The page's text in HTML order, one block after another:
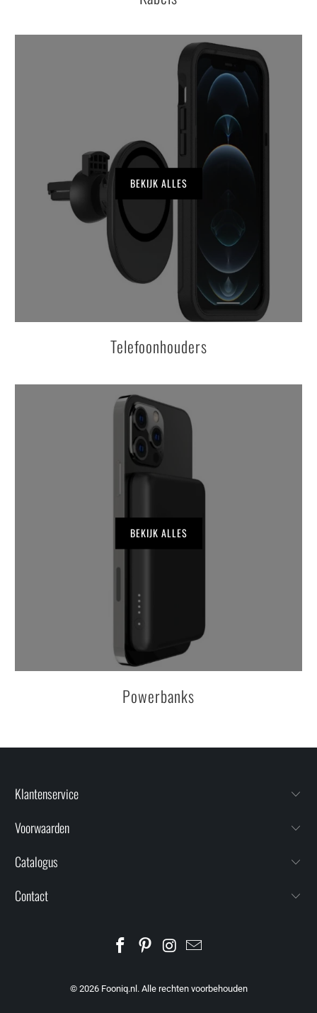
BEKIJK ALLES
Telefoonhouders
BEKIJK ALLES
Powerbanks
Klantenservice
Voorwaarden
Catalogus
Contact
© 2026 Fooniq.nl . Alle rechten voorbehouden